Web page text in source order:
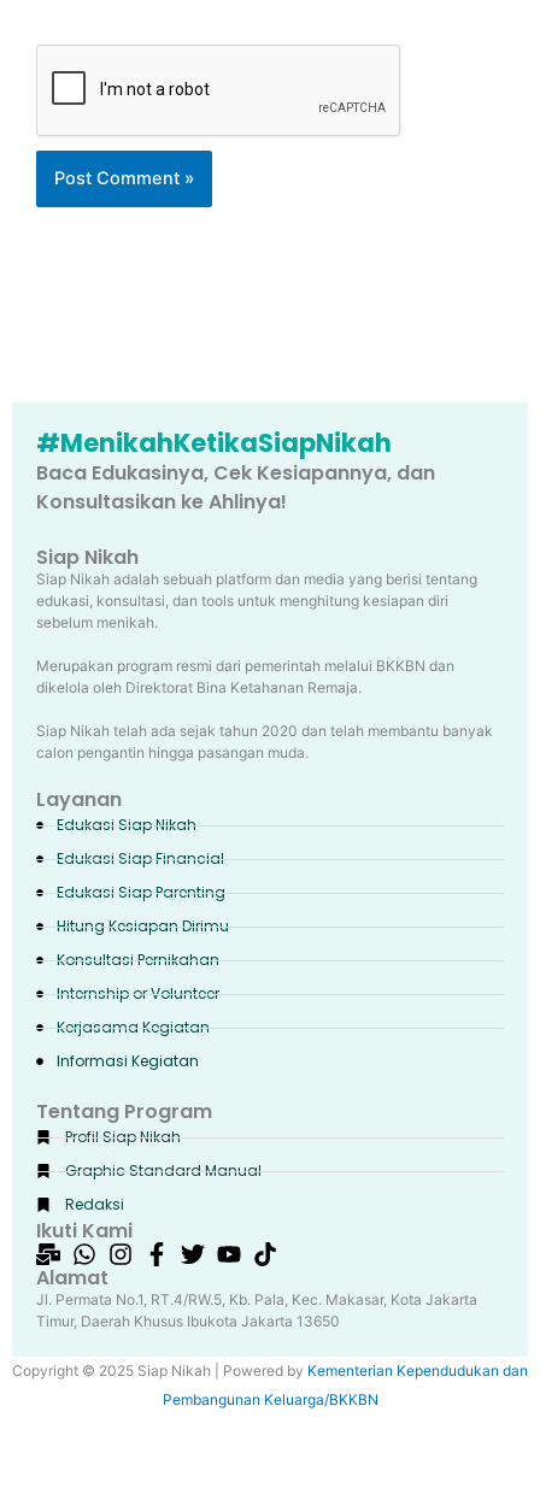
#MenikahKetikaSiapNikah
Baca Edukasinya, Cek Kesiapannya, dan
Konsultasikan ke Ahlinya!
Siap Nikah
Siap Nikah adalah sebuah platform dan media yang berisi tentang
edukasi, konsultasi, dan tools untuk menghitung kesiapan diri
sebelum menikah.
Merupakan program resmi dari pemerintah melalui BKKBN dan
dikelola oleh Direktorat Bina Ketahanan Remaja.
Siap Nikah telah ada sejak tahun 2020 dan telah membantu banyak
calon pengantin hingga pasangan muda.
Layanan
Edukasi Siap Nikah
Edukasi Siap Financial
Edukasi Siap Parenting
Hitung Kesiapan Dirimu
Konsultasi Pernikahan
Internship or Volunteer
Kerjasama Kegiatan
Informasi Kegiatan
Tentang Program
Profil Siap Nikah
Graphic Standard Manual
Redaksi
Ikuti Kami
Alamat
Jl. Permata No.1, RT.4/RW.5, Kb. Pala, Kec. Makasar, Kota Jakarta
Timur, Daerah Khusus Ibukota Jakarta 13650
Copyright © 2025 Siap Nikah | Powered by Kementerian Kependudukan dan
Pembangunan Keluarga/BKKBN